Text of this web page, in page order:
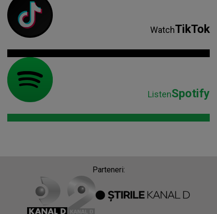
WatchTikTok
ListenSpotify
Parteneri: